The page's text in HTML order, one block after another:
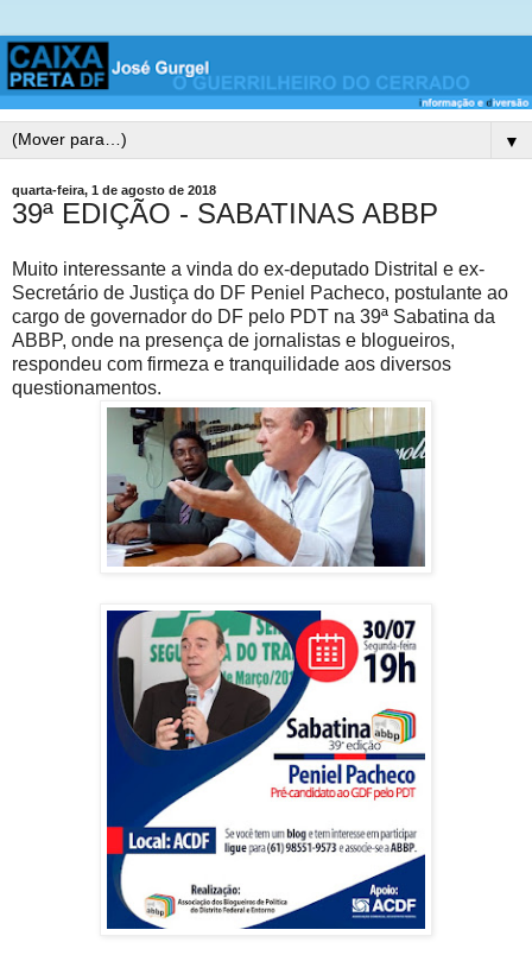
▼
quarta-feira, 1 de agosto de 2018
39ª EDIÇÃO - SABATINAS ABBP
Muito interessante a vinda do ex-deputado Distrital e ex-
Secretário de Justiça do DF Peniel Pacheco, postulante ao
cargo de governador do DF pelo PDT na 39ª Sabatina da
ABBP, onde na presença de jornalistas e blogueiros,
respondeu com firmeza e tranquilidade aos diversos
questionamentos.